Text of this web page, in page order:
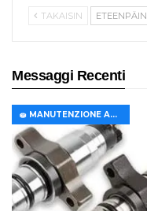
TAKAISIN ETEENPÄIN
Messaggi Recenti
🧽 MANUTENZIONE AUTO